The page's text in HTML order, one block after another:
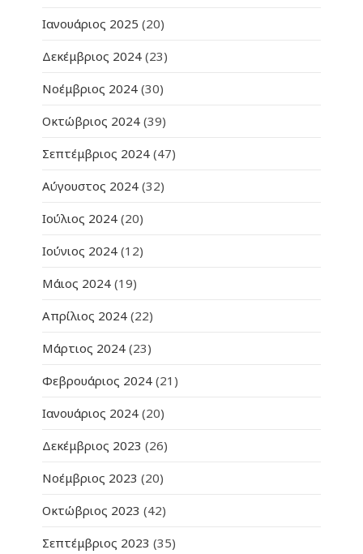
Ιανουάριος 2025 (20)
Δεκέμβριος 2024 (23)
Νοέμβριος 2024 (30)
Οκτώβριος 2024 (39)
Σεπτέμβριος 2024 (47)
Αύγουστος 2024 (32)
Ιούλιος 2024 (20)
Ιούνιος 2024 (12)
Μάιος 2024 (19)
Απρίλιος 2024 (22)
Μάρτιος 2024 (23)
Φεβρουάριος 2024 (21)
Ιανουάριος 2024 (20)
Δεκέμβριος 2023 (26)
Νοέμβριος 2023 (20)
Οκτώβριος 2023 (42)
Σεπτέμβριος 2023 (35)